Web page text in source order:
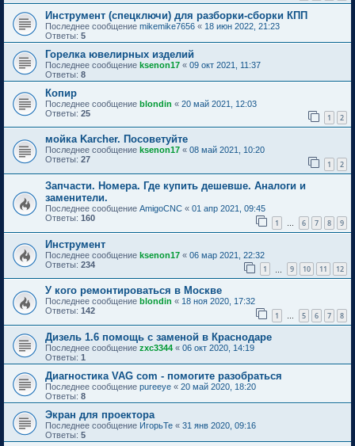
Инструмент (спецключи) для разборки-сборки КПП
Последнее сообщение mikemike7656 « 18 июн 2022, 21:23
Ответы: 5
Горелка ювелирных изделий
Последнее сообщение ksenon17 « 09 окт 2021, 11:37
Ответы: 8
Копир
Последнее сообщение blondin « 20 май 2021, 12:03
Ответы: 25 1 2
мойка Karcher. Посоветуйте
Последнее сообщение ksenon17 « 08 май 2021, 10:20
Ответы: 27 1 2
Запчасти. Номера. Где купить дешевше. Аналоги и
заменители.
Последнее сообщение AmigoCNC « 01 апр 2021, 09:45
Ответы: 160 1 … 6 7 8 9
Инструмент
Последнее сообщение ksenon17 « 06 мар 2021, 22:32
Ответы: 234 1 9 10 11 12
У кого ремонтироваться в Москве
Последнее сообщение blondin « 18 ноя 2020, 17:32
Ответы: 142 1 … 5 6 7 8
Дизель 1.6 помощь с заменой в Краснодаре
Последнее сообщение zxc3344 « 06 окт 2020, 14:19
Ответы: 1
Диагностика VAG com - помогите разобраться
Последнее сообщение pureeye « 20 май 2020, 18:20
Ответы: 8
Экран для проектора
Последнее сообщение ИгорьТе « 31 янв 2020, 09:16
Ответы: 5